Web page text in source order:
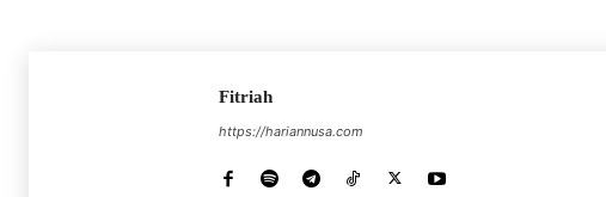
Fitriah
https://hariannusa.com